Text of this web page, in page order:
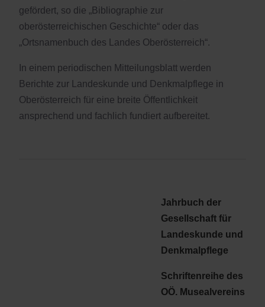
gefördert, so die „Bibliographie zur
oberösterreichischen Geschichte“ oder das
„Ortsnamenbuch des Landes Oberösterreich“.
In einem periodischen Mitteilungsblatt werden
Berichte zur Landeskunde und Denkmalpflege in
Oberösterreich für eine breite Öffentlichkeit
ansprechend und fachlich fundiert aufbereitet.
Jahrbuch der
Gesellschaft für
Landeskunde und
Denkmalpflege
Schriftenreihe des
OÖ. Musealvereins